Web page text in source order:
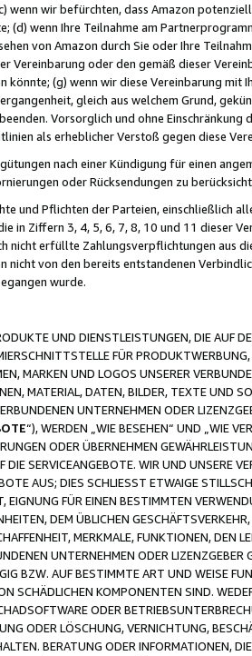
wenn wir befürchten, dass Amazon
(d) wenn Ihre Teilnahme am
von Amazon durch Sie oder Ihre
Vereinbarung oder den gemäß dieser
(g) wenn wir diese Vereinbarung mit
gleich aus welchem Grund,
Vorsorglich und ohne
als erheblicher Verstoß gegen diese
nach einer Kündigung für einen
oder Rücksendungen zu
und Pflichten der Parteien, einschließlich
in Ziffern 3, 4, 5, 6, 7, 8, 10 und 11 dieser
nicht erfüllte Zahlungsverpflichtungen aus
von den bereits entstandenen
wurde.
UND DIENSTLEISTUNGEN, DIE AUF
FÜR
MARKEN UND LOGOS UNSERER
MATERIAL, DATEN, BILDER, TEXTE UND
UNTERNEHMEN ODER
“), WERDEN „WIE BESEHEN“ UND „WIE
ODER ÜBERNEHMEN
SERVICEANGEBOTE. WIR UND UNSERE
AUS; DIES SCHLIESST ETWAIGE
EIGNUNG FÜR EINEN BESTIMMTEN
DEM ÜBLICHEN
MERKMALE, FUNKTIONEN, DEN
UNTERNEHMEN ODER
BZW. AUF BESTIMMTE ART UND WEISE
SCHÄDLICHEN KOMPONENTEN SIND.
ODER
ODER LÖSCHUNG, VERNICHTUNG,
BERATUNG ODER INFORMATIONEN,